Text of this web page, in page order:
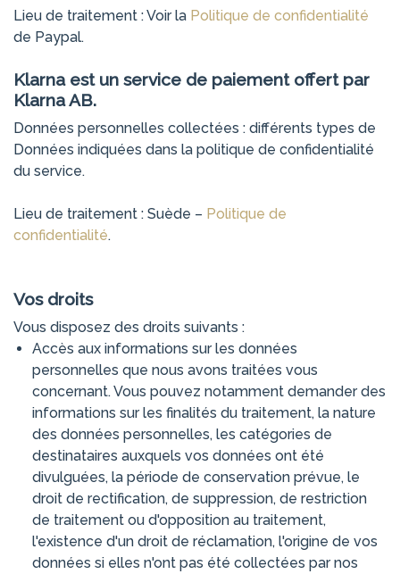
Lieu de traitement : Voir la Politique de confidentialité
de Paypal.
Klarna est un service de paiement offert par
Klarna AB.
Données personnelles collectées : différents types de
Données indiquées dans la politique de confidentialité
du service.
Lieu de traitement : Suède – Politique de
confidentialité.
Vos droits
Vous disposez des droits suivants :
Accès aux informations sur les données
personnelles que nous avons traitées vous
concernant. Vous pouvez notamment demander des
informations sur les finalités du traitement, la nature
des données personnelles, les catégories de
destinataires auxquels vos données ont été
divulguées, la période de conservation prévue, le
droit de rectification, de suppression, de restriction
de traitement ou d'opposition au traitement,
l'existence d'un droit de réclamation, l'origine de vos
données si elles n'ont pas été collectées par nos